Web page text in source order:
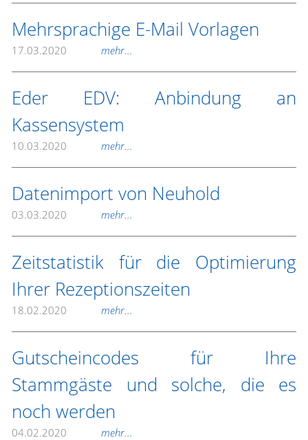
Mehrsprachige E-Mail Vorlagen
17.03.2020 mehr...
Eder EDV: Anbindung an
Kassensystem
10.03.2020 mehr...
Datenimport von Neuhold
03.03.2020 mehr...
Zeitstatistik für die Optimierung
Ihrer Rezeptionszeiten
18.02.2020 mehr...
Gutscheincodes für Ihre
Stammgäste und solche, die es
noch werden
04.02.2020 mehr...